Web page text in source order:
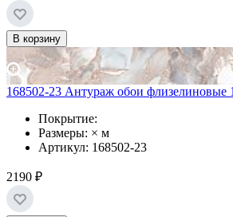
В корзину
168502-23 Антураж обои флизелиновые
Покрытие:
Размеры: × м
Артикул: 168502-23
2190 ₽